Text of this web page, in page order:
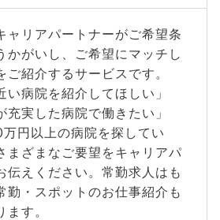
ャリアパートナーがご希望条
かがいし、ご希望にマッチし
ご紹介するサービスです。
い病院を紹介してほしい」
充実した病院で働きたい」
万円以上の病院を探してい
まざまなご要望をキャリアパ
伝えください。常勤求人はも
勤・スポットのお仕事紹介も
す。